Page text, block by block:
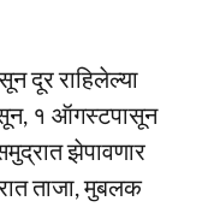
दूर राहिलेल्या
१ ऑगस्टपासून
झेपावणार
ताजा, मुबलक